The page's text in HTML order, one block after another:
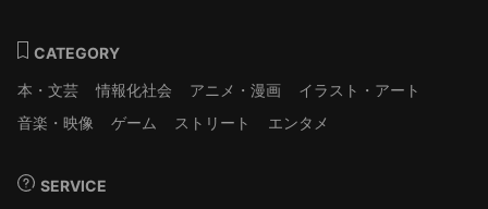
CATEGORY
本・文芸
情報化社会 アニメ・漫画
イラスト・アート
音楽・映像
ゲーム ストリート エンタメ
SERVICE